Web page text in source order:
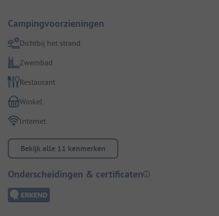
Campingvoorzieningen
Dichtbij het strand
Zwembad
Restaurant
Winkel
Internet
Bekijk alle 11 kenmerken
Onderscheidingen & certificaten